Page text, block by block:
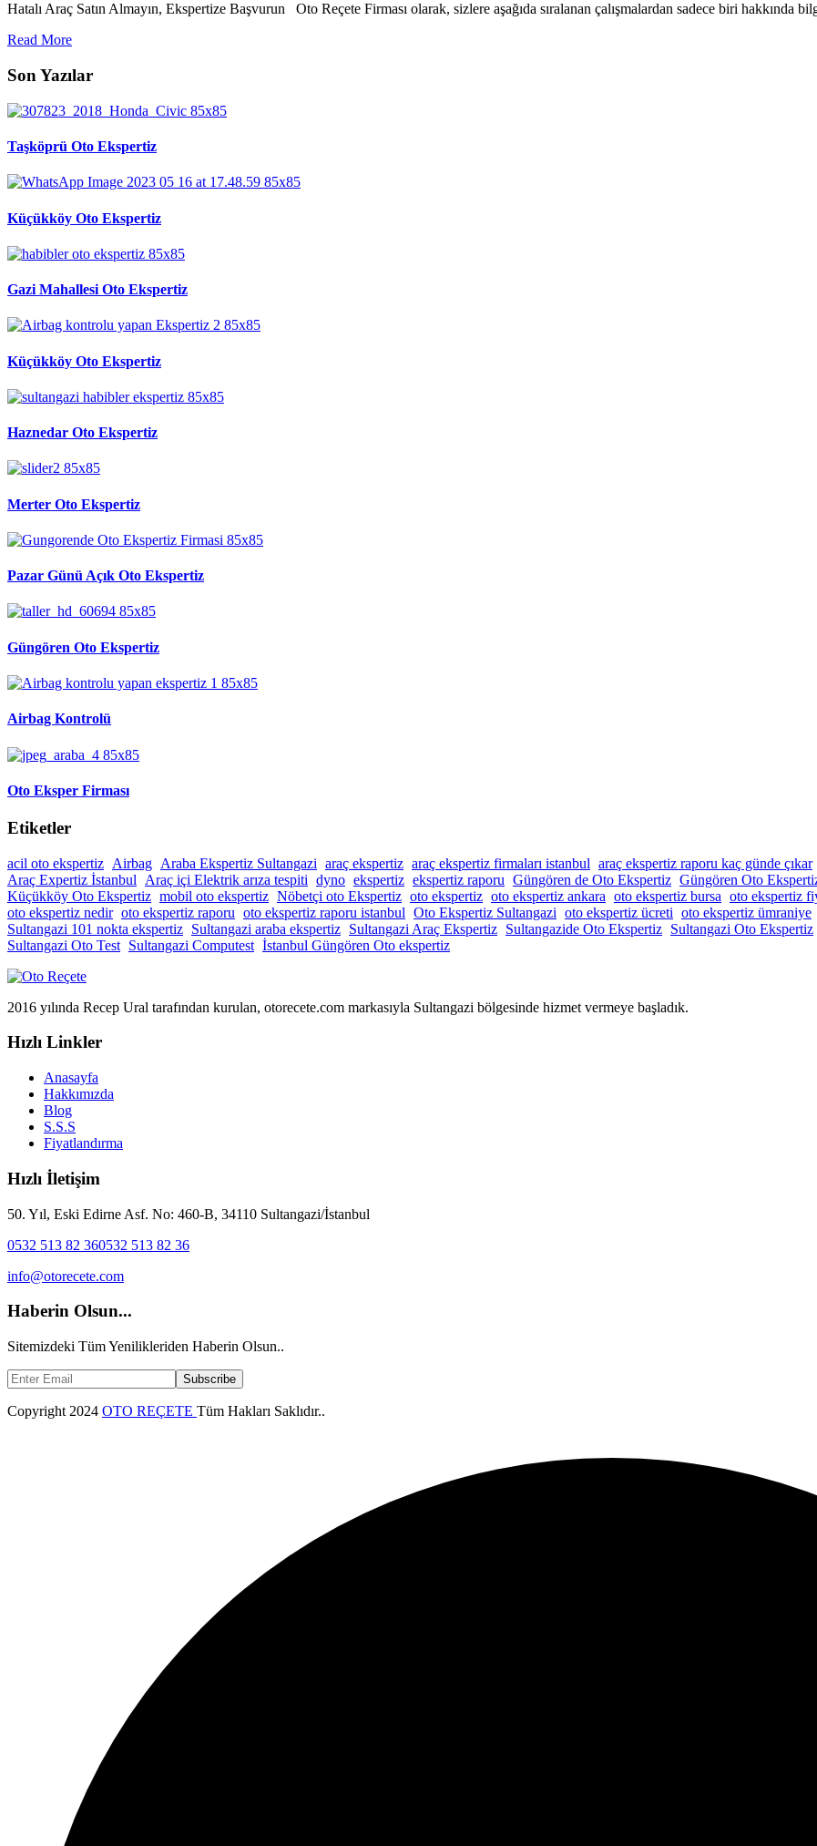
Hatalı Araç Satın Almayın, Ekspertize Başvurun Oto Reçete Firması olarak, sizlere aşağıda sıralanan çalışmalardan sadece biri
Read More
Son Yazılar
Taşköprü Oto Ekspertiz
Küçükköy Oto Ekspertiz
Gazi Mahallesi Oto Ekspertiz
Küçükköy Oto Ekspertiz
Haznedar Oto Ekspertiz
Merter Oto Ekspertiz
Pazar Günü Açık Oto Ekspertiz
Güngören Oto Ekspertiz
Airbag Kontrolü
Oto Eksper Firması
Etiketler
acil oto ekspertiz Airbag Araba Ekspertiz Sultangazi araç ekspertiz araç ekspertiz firmaları istanbul araç ekspertiz raporu kaç günde çıkar
Araç Expertiz İstanbul
Araç içi Elektrik arıza tespiti dyno ekspertiz ekspertiz raporu Güngören de Oto Ekspertiz Güngören Oto
Küçükköy Oto Ekspertiz mobil oto ekspertiz Nöbetçi oto Ekspertiz oto ekspertiz oto ekspertiz ankara oto ekspertiz bursa oto ekspertiz
oto ekspertiz nedir oto ekspertiz raporu oto ekspertiz raporu istanbul Oto Ekspertiz Sultangazi oto ekspertiz ücreti oto ekspertiz ümraniye
Sultangazi 101 nokta ekspertiz Sultangazi araba ekspertiz Sultangazi Araç Ekspertiz Sultangazide Oto Ekspertiz Sultangazi Oto Ekspertiz
Sultangazi Oto Test Sultangazi Computest İstanbul Güngören Oto ekspertiz
2016 yılında Recep Ural tarafından kurulan, otorecete.com markasıyla Sultangazi bölgesinde hizmet vermeye başladık.
Hızlı Linkler
Anasayfa
Hakkımızda
Blog
S.S.S
Fiyatlandırma
Hızlı İletişim
50. Yıl, Eski Edirne Asf. No: 460-B, 34110 Sultangazi/İstanbul
0532 513 82 360532 513 82 36
info@otorecete.com
Haberin Olsun...
Sitemizdeki Tüm Yenilikleriden Haberin Olsun..
Subscribe
Copyright 2024 OTO REÇETE Tüm Hakları Saklıdır..